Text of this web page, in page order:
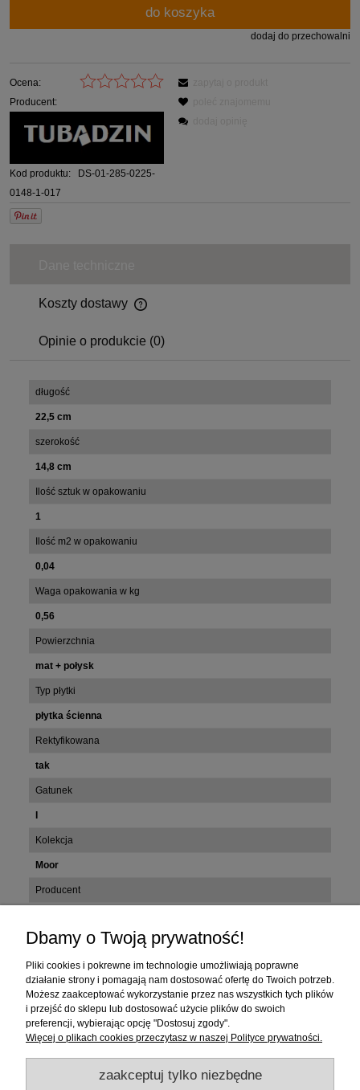
do koszyka
dodaj do przechowalni
Ocena:
Producent:
Kod produktu:
DS-01-285-0225-
0148-1-017
Koszty dostawy
Opinie o produkcie (0)
długość
22,5 cm
szerokość
14,8 cm
Ilość sztuk w opakowaniu
1
Ilość m2 w opakowaniu
0,04
Waga opakowania w kg
0,56
Powierzchnia
mat + połysk
Typ płytki
płytka ścienna
Rektyfikowana
tak
Gatunek
Kolekcja
Moor
Producent
Zakupy
Pomoc
Moje konto
Informacje
Dbamy o Twoją prywatność!
Pliki cookies i pokrewne im technologie umożliwiają poprawne
działanie strony i pomagają nam dostosować ofertę do Twoich potrzeb.
Możesz zaakceptować wykorzystanie przez nas wszystkich tych plików
i przejść do sklepu lub dostosować użycie plików do swoich
preferencji, wybierając opcję "Dostosuj zgody".
Więcej o plikach cookies przeczytasz w naszej Polityce prywatności.
zaakceptuj tylko niezbędne